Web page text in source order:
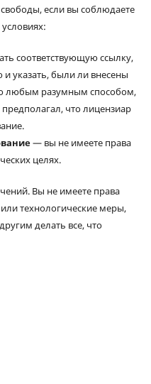
если вы соблюдаете
соответствующую ссылку,
и указать, были ли внесены
любым разумным способом,
что лицензиар
— вы не имеете права
целях.
Вы не имеете права
технологические меры,
делать все, что